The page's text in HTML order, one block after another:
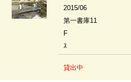
2015/06
第一書庫11
F
ｽ
貸出中